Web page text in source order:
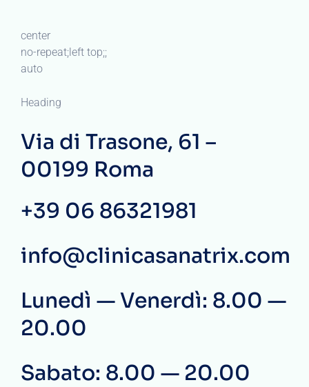
center
no-repeat;left top;;
auto
Heading
Via di Trasone, 61 –
00199 Roma
+39 06 86321981
info@clinicasanatrix.com
Lunedì — Venerdì: 8.00 —
20.00
Sabato: 8.00 — 20.00